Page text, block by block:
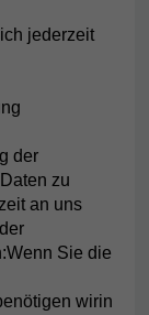
jederzeit
der
zu
an uns
Sie die
wirin